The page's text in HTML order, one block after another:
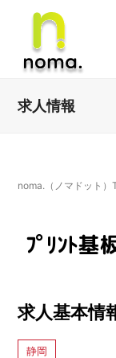
求人情報
noma.（ノマドット）
ﾌﾟﾘﾝﾄ基
求人基本情
静岡